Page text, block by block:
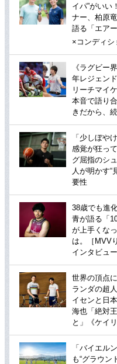
イパ”がいい
ナー、柏原
語る「エアー
×コンディシ
《ラグビー
年レジェン
リーチマイ
本音で語り
きだから、
「少しぼや
感覚が狂っ
グ屈指のシ
人が明かす“
要性
38歳でも進
青が語る「
が上手くな
は。［MVV
インタビュー
世界の頂点
ランダの超
イセンと日
海也「絶対
と」《ケイ
「バイエル
も“グラウン